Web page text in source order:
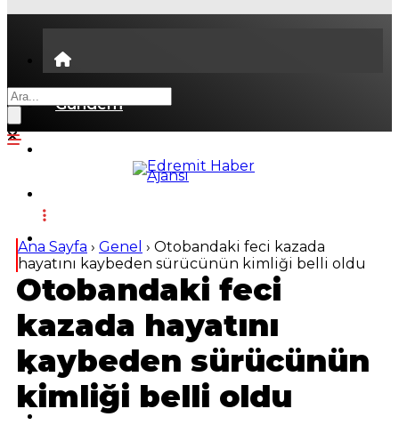
Gündem
Dünya
Spor
Magazin
Sağlık
Teknoloji
Ana Sayfa › Genel › Otobandaki feci kazada
hayatını kaybeden sürücünün kimliği belli oldu
Otobandaki feci
kazada hayatını
kaybeden sürücünün
kimliği belli oldu